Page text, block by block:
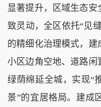
显著提升，区域生态
致灵动，全区依托“见
的精细化治理模式，
小区边角空地、道路
绿荫绵延全城，实现“
景”的宜居格局。建成